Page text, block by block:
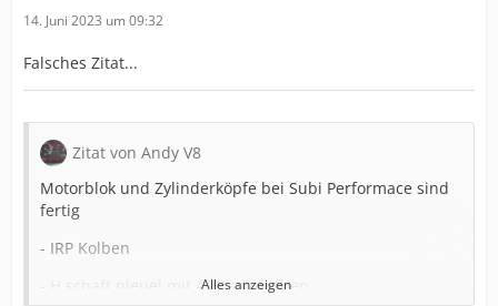
14. Juni 2023 um 09:32
Falsches Zitat...
Zitat von Andy V8
Motorblok und Zylinderköpfe bei Subi Performace sind
fertig
- IRP Kolben
- H schaft pleuel mit ARP schrauben
Alles anzeigen